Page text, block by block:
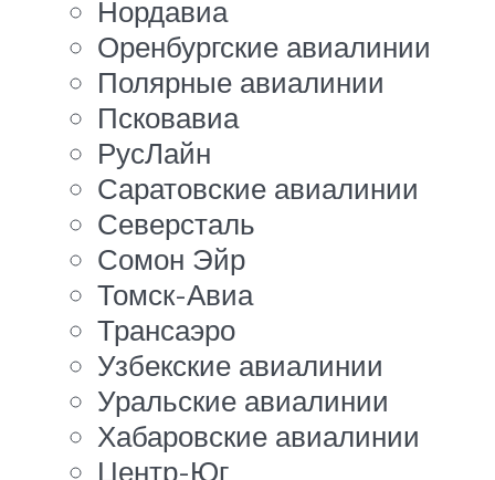
Нордавиа
Оренбургские авиалинии
Полярные авиалинии
Псковавиа
РусЛайн
Саратовские авиалинии
Северсталь
Сомон Эйр
Томск-Авиа
Трансаэро
Узбекские авиалинии
Уральские авиалинии
Хабаровские авиалинии
Центр-Юг